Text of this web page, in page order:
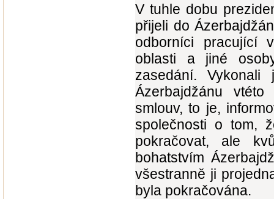
V tuhle dobu
přijeli do
odborníci pracující
oblasti a jiné
zasedání.
Ázerbajdžánu
smlouv, to je,
společnosti o tom,
pokračovat, ale
bohatstvím
všestranně ji
byla pokračována.